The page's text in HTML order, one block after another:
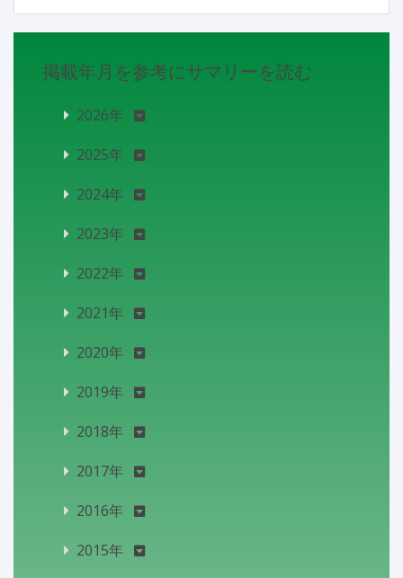
掲載年月を参考にサマリーを読む
2026年
2025年
2024年
2023年
2022年
2021年
2020年
2019年
2018年
2017年
2016年
2015年